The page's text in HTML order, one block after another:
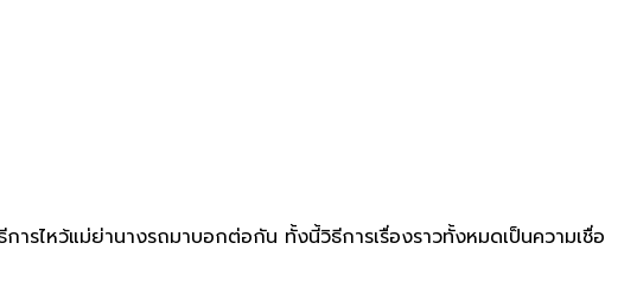
รไหว้แม่ย่านางรถมาบอกต่อกัน ทั้งนี้วิธีการเรื่องราวทั้งหมดเป็นความเชื่อ